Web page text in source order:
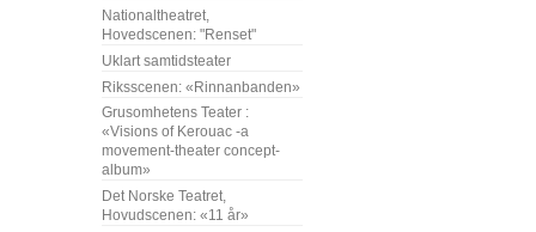
Nationaltheatret,
Hovedscenen: "Renset"
Uklart samtidsteater
Riksscenen: «Rinnanbanden»
Grusomhetens Teater :
«Visions of Kerouac -a
movement-theater concept-
album»
Det Norske Teatret,
Hovudscenen: «11 år»